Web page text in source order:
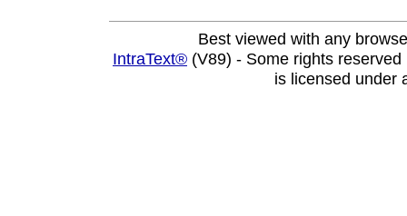
Best viewed with any
IntraText® (V89) - Some rights
is licensed under